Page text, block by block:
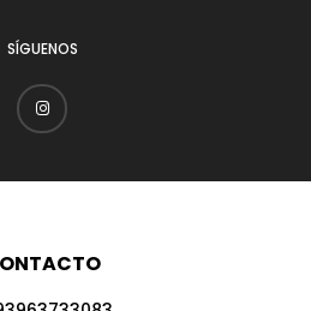
SÍGUENOS